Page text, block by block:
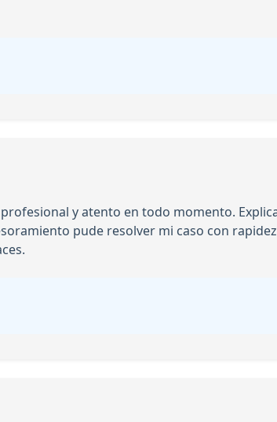
y atento en todo momento.
pude resolver mi caso con